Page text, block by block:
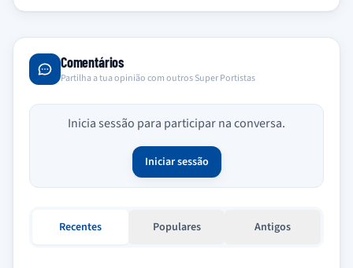
Comentários
Partilha a tua opinião com outros Super Portistas
Inicia sessão para participar na conversa.
Iniciar sessão
Recentes Populares Antigos